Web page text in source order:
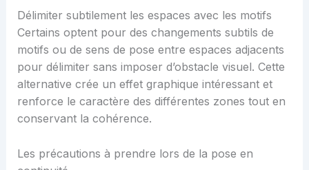
Délimiter subtilement les espaces avec les motifs
Certains optent pour des changements subtils de
motifs ou de sens de pose entre espaces adjacents
pour délimiter sans imposer d’obstacle visuel. Cette
alternative crée un effet graphique intéressant et
renforce le caractère des différentes zones tout en
conservant la cohérence.
Les précautions à prendre lors de la pose en